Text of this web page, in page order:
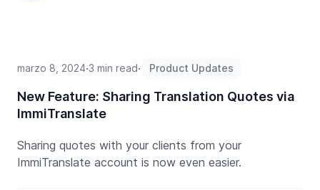
marzo 8, 2024∙3 min read∙ Product Updates
New Feature: Sharing Translation Quotes via
ImmiTranslate
Sharing quotes with your clients from your
ImmiTranslate account is now even easier.